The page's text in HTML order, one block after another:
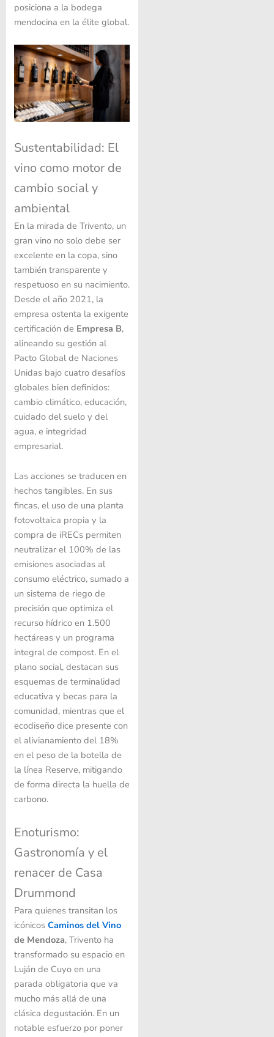
posiciona a la bodega
mendocina en la élite global.
Sustentabilidad: El
vino como motor de
cambio social y
ambiental
En la mirada de Trivento, un
gran vino no solo debe ser
excelente en la copa, sino
también transparente y
respetuoso en su nacimiento.
Desde el año 2021, la
empresa ostenta la exigente
certificación de Empresa B,
alineando su gestión al
Pacto Global de Naciones
Unidas bajo cuatro desafíos
globales bien definidos:
cambio climático, educación,
cuidado del suelo y del
agua, e integridad
empresarial.
Las acciones se traducen en
hechos tangibles. En sus
fincas, el uso de una planta
fotovoltaica propia y la
compra de iRECs permiten
neutralizar el 100% de las
emisiones asociadas al
consumo eléctrico, sumado a
un sistema de riego de
precisión que optimiza el
recurso hídrico en 1.500
hectáreas y un programa
integral de compost. En el
plano social, destacan sus
esquemas de terminalidad
educativa y becas para la
comunidad, mientras que el
ecodiseño dice presente con
el alivianamiento del 18%
en el peso de la botella de
la línea Reserve, mitigando
de forma directa la huella de
carbono.
Enoturismo:
Gastronomía y el
renacer de Casa
Drummond
Para quienes transitan los
icónicos Caminos del Vino
de Mendoza, Trivento ha
transformado su espacio en
Luján de Cuyo en una
parada obligatoria que va
mucho más allá de una
clásica degustación. En un
notable esfuerzo por poner